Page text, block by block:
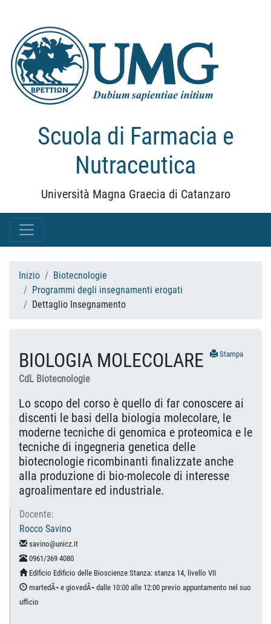
Scuola di Farmacia e
Nutraceutica
Università Magna Graecia di Catanzaro
Inizio
Biotecnologie
Programmi degli insegnamenti erogati
Dettaglio Insegnamento
Stampa
BIOLOGIA MOLECOLARE
CdL Biotecnologie
Lo scopo del corso è quello di far conoscere ai
discenti le basi della biologia molecolare, le
moderne tecniche di genomica e proteomica e le
tecniche di ingegneria genetica delle
biotecnologie ricombinanti finalizzate anche
alla produzione di bio-molecole di interesse
agroalimentare ed industriale.
Docente:
Rocco Savino
savino@unicz.it
0961/369 4080
Edificio Edificio delle Bioscienze Stanza: stanza 14, livello VII
martedÃ¬ e giovedÃ¬ dalle 10:00 alle 12:00 previo appuntamento nel suo
ufficio